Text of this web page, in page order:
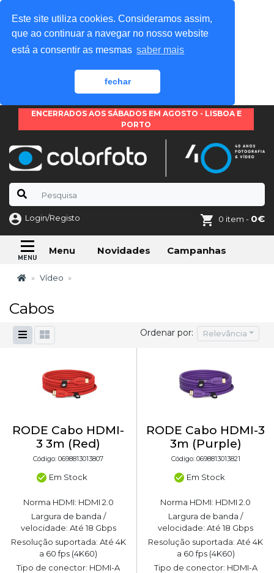
Este site utiliza cookies. Consideramos assim,
que ao continuar a navegar no nosso website
está a consentir as mesmas saber mais
fechar
ENCERRADOS AOS SÁBADOS EM AGOSTO - LISBOA E
PORTO
Login/Registo 0 item - 0€
Menu Novidades Campanhas
Vídeo
Cabos
Ordenar por: Relevância
RODE Cabo HDMI-
3 3m (Red)
Código: 0698813013807
Em Stock
Norma HDMI: HDMI 2.0
Largura de banda /
velocidade: Até 18 Gbps
Resolução suportada: Até 4K
a 60 fps (4K60)
Tipo de conector: HDMI-A
RODE Cabo HDMI-3
3m (Purple)
Código: 0698813013821
Em Stock
Norma HDMI: HDMI 2.0
Largura de banda /
velocidade: Até 18 Gbps
Resolução suportada: Até 4K
a 60 fps (4K60)
Tipo de conector: HDMI-A